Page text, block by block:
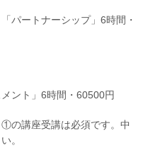
パートナーシップ」6時間・
ント」6時間・60500円
講座受講は必須です。中
。